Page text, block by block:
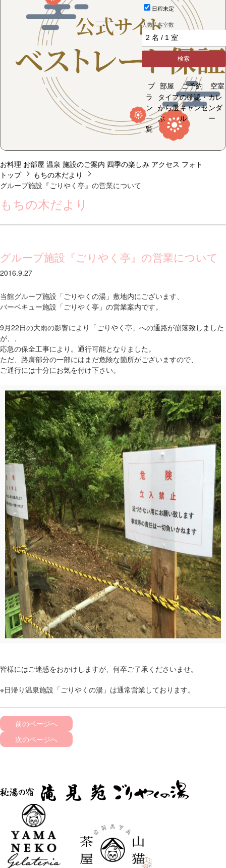
日程未定
人数 / 客室数
検索
プ
ラ
ン
一
覧
部屋
タイプ
から選
ぶ
ご予約
の確認・
キャンセ
ル
空室
カレ
ンダ
ー
お料理 お部屋 温泉 施設のご案内 四季の楽しみ アクセス フォト
トップ
もちの木だより
グループ施設『ごりやく亭』の営業について
もちの木だより
グループ施設『ごりやく亭』の営業について
2016.9.27
当館グループ施設「ごりやくの湯」敷地内にございます、
バーベキュー施設「ごりやく亭」の営業案内です。
9月22日の大雨の影響により「ごりやく亭」への通路が崩落致しました
が、、
応急の保全工事により。通行可能となりました。
ただ、路肩部分の一部にはまだ危険な箇所がございますので、
ご通行には十分にお気を付け下さい。
皆様にはご迷惑をおかけしますが、何卒ご了承くださいませ。
※日帰り温泉施設「ごりやくの湯」は通常営業しております。
前のページへ
次のページへ